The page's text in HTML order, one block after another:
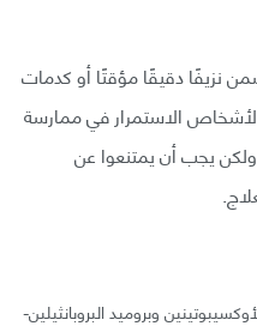
نزيفًا دقيقًا مؤقتًا أو كدمات
الاستمرار في ممارسة
ولكن يجب أن يمتنعوا عن
وبروميد البروبانثيلين-